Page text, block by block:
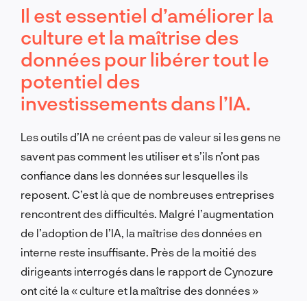
Il est essentiel d’améliorer la
culture et la maîtrise des
données pour libérer tout le
potentiel des
investissements dans l’IA.
Les outils d’IA ne créent pas de valeur si les gens ne
savent pas comment les utiliser et s’ils n’ont pas
confiance dans les données sur lesquelles ils
reposent. C’est là que de nombreuses entreprises
rencontrent des difficultés. Malgré l’augmentation
de l’adoption de l’IA, la maîtrise des données en
interne reste insuffisante. Près de la moitié des
dirigeants interrogés dans le rapport de Cynozure
ont cité la « culture et la maîtrise des données »